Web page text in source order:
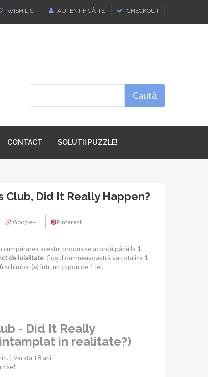
WISH LIST AUTENTIFICĂ-TE CHECKOUT
Caută
CONTACT SOLUTII PUZZLE!
Club, Did It Really Happen?
Google+ Pinterest
cumpărarea acestui produs se acordă până la 1
de loialitate. Coșul dumneavoastră va totaliza 1
schimbat(e) într-un cupon de 1 lei.
- Did It Really
in realitate?)
| varsta +8 ani